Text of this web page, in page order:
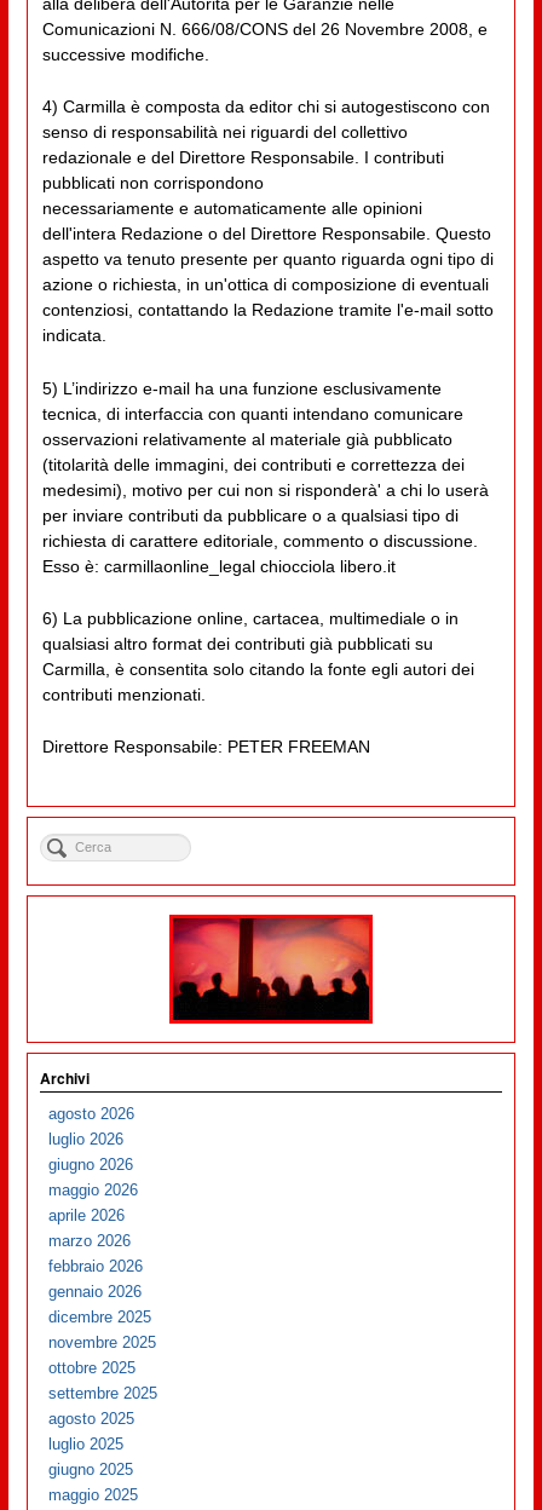
Comunicazioni N. 666/08/CONS del 26 Novembre 2008, e
successive modifiche.
4) Carmilla è composta da editor chi si autogestiscono con
senso di responsabilità nei riguardi del collettivo
redazionale e del Direttore Responsabile. I contributi
pubblicati non corrispondono
necessariamente e automaticamente alle opinioni
dell'intera Redazione o del Direttore Responsabile. Questo
aspetto va tenuto presente per quanto riguarda ogni tipo di
azione o richiesta, in un'ottica di composizione di eventuali
contenziosi, contattando la Redazione tramite l'e-mail sotto
indicata.
5) L’indirizzo e-mail ha una funzione esclusivamente
tecnica, di interfaccia con quanti intendano comunicare
osservazioni relativamente al materiale già pubblicato
(titolarità delle immagini, dei contributi e correttezza dei
medesimi), motivo per cui non si risponderà' a chi lo userà
per inviare contributi da pubblicare o a qualsiasi tipo di
richiesta di carattere editoriale, commento o discussione.
Esso è: carmillaonline_legal chiocciola libero.it
6) La pubblicazione online, cartacea, multimediale o in
qualsiasi altro format dei contributi già pubblicati su
Carmilla, è consentita solo citando la fonte egli autori dei
contributi menzionati.
Direttore Responsabile: PETER FREEMAN
Archivi
agosto 2026
luglio 2026
giugno 2026
maggio 2026
aprile 2026
marzo 2026
febbraio 2026
gennaio 2026
dicembre 2025
novembre 2025
ottobre 2025
settembre 2025
agosto 2025
luglio 2025
giugno 2025
maggio 2025